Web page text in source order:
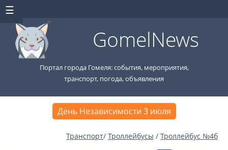
GomelNews
Портал города Гомеля: события, мероприятия,
транспорт, погода, объявления
День Независимости 3 июля
Транспорт/ Троллейбусы / Троллейбус №4б